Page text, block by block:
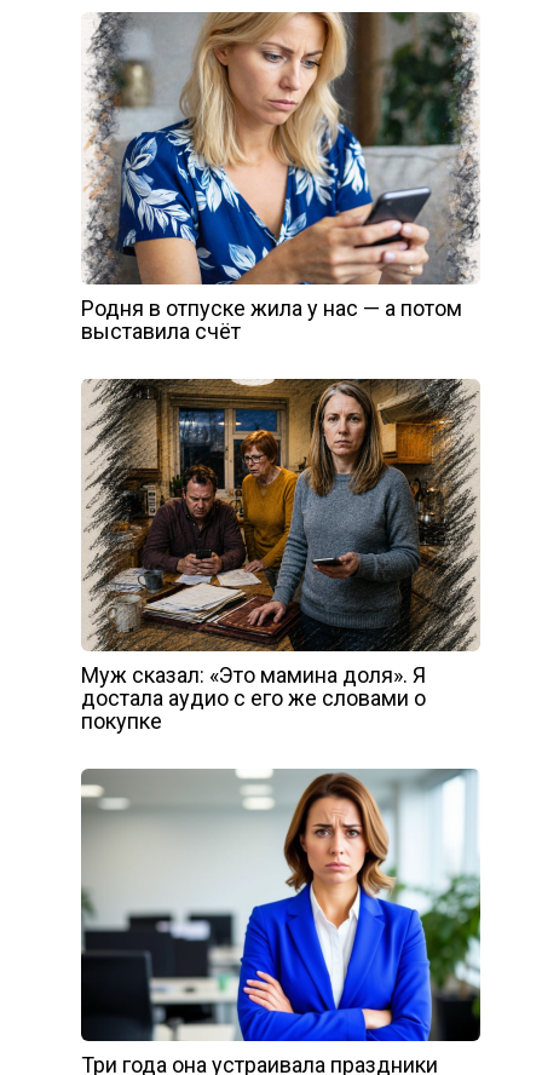
Родня в отпуске жила у нас — а потом
выставила счёт
Муж сказал: «Это мамина доля». Я
достала аудио с его же словами о
покупке
Три года она устраивала праздники